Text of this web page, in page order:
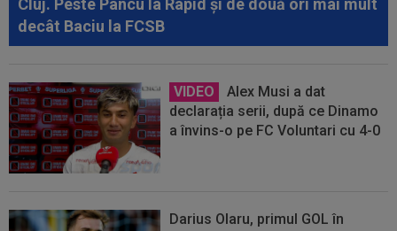
Cluj. Peste Pancu la Rapid și de două ori mai mult
decât Baciu la FCSB
VIDEO
Alex Musi a dat
declarația serii, după ce Dinamo
a învins-o pe FC Voluntari cu 4-0
Darius Olaru, primul GOL în